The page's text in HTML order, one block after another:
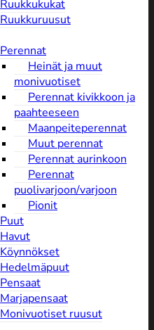
Ruukkukukat
Ruukkuruusut
Perennat
Heinät ja muut
monivuotiset
Perennat kivikkoon ja
paahteeseen
Maanpeiteperennat
Muut perennat
Perennat aurinkoon
Perennat
puolivarjoon/varjoon
Pionit
Puut
Havut
Köynnökset
Hedelmäpuut
Pensaat
Marjapensaat
Monivuotiset ruusut